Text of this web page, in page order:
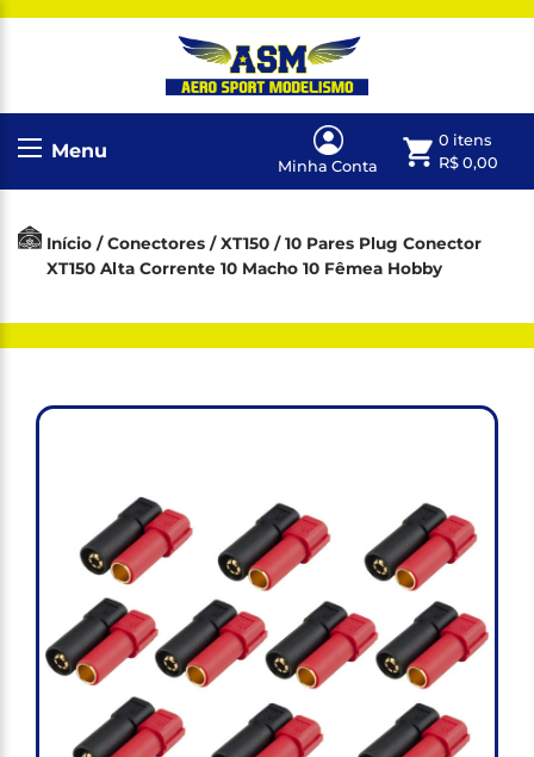
Menu
Minha Conta
0 itens
R$ 0,00
Início /Conectores /XT150 / 10 Pares Plug Conector
XT150 Alta Corrente 10 Macho 10 Fêmea Hobby